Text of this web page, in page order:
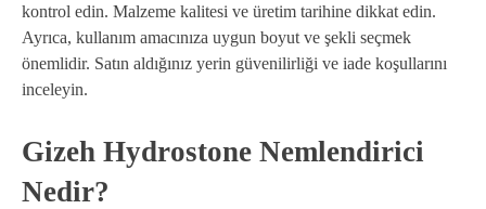
kontrol edin. Malzeme kalitesi ve üretim tarihine dikkat edin.
Ayrıca, kullanım amacınıza uygun boyut ve şekli seçmek
önemlidir. Satın aldığınız yerin güvenilirliği ve iade koşullarını
inceleyin.
Gizeh Hydrostone Nemlendirici
Nedir?